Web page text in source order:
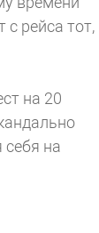
рейса тот,
на 20
на